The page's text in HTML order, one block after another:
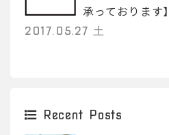
承っております】
2017.05.27 土
Recent Posts